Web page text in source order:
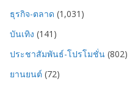
ธุรกิจ-ตลาด (1,031)
บันเทิง (141)
ประชาสัมพันธ์-โปรโมชั่น (802)
ยานยนต์ (72)